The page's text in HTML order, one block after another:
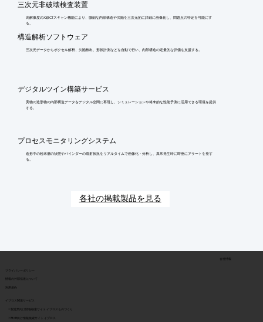
三次元非破壊検査装置
高解像度のX線CTスキャン機能により、微細な内部構造や欠陥を三次元的に詳細に画像化し、問題点の特定を可能にす
る。
構造解析ソフトウェア
三次元データからボクセル解析、欠陥検出、形状計測などを自動で行い、内部構造の定量的な評価を支援する。
デジタルツイン構築サービス
実物の造形物の内部構造データをデジタル空間に再現し、シミュレーションや将来的な性能予測に活用できる環境を提供
する。
プロセスモニタリングシステム
造形中の粉末層の状態やバインダーの噴射状況をリアルタイムで画像化・分析し、異常発生時に即座にアラートを発す
る。
各社の掲載製品を見る
​プライバシーポリシー
​情報の外部伝達について
利用規約
会社情報
イプロス関連サービス
> 製造業向け情報検索サイト イプロスものづくり
> BtoB向け情報検索サイト イプロス